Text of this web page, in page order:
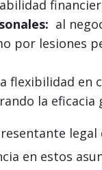
al
por lesiones
flexibilidad en
la
en estos